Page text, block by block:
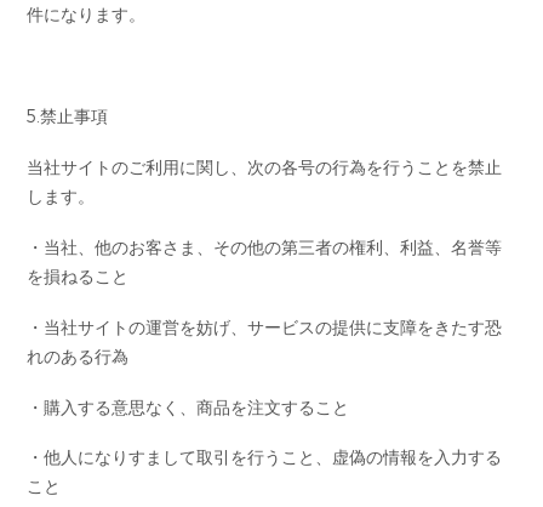
件になります。
5.禁止事項
当社サイトのご利用に関し、次の各号の行為を行うことを禁止
します。
・当社、他のお客さま、その他の第三者の権利、利益、名誉等
を損ねること
・当社サイトの運営を妨げ、サービスの提供に支障をきたす恐
れのある行為
・購入する意思なく、商品を注文すること
・他人になりすまして取引を行うこと、虚偽の情報を入力する
こと